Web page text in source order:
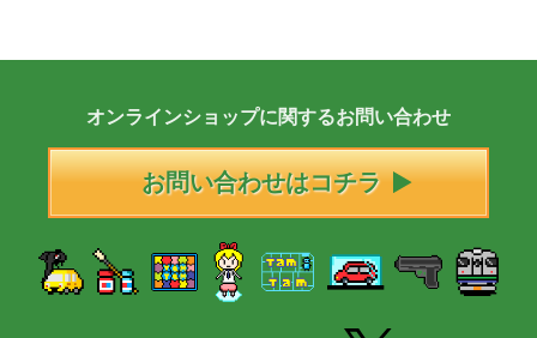
オンラインショップに関するお問い合わせ
お問い合わせはコチラ